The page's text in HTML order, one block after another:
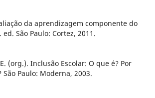
da aprendizagem componente do
São Paulo: Cortez, 2011.
(org.). Inclusão Escolar: O que é? Por
São Paulo: Moderna, 2003.